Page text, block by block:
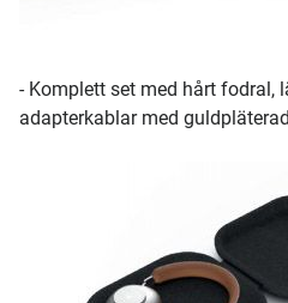
- Komplett set med hårt fodral,
adapterkablar med